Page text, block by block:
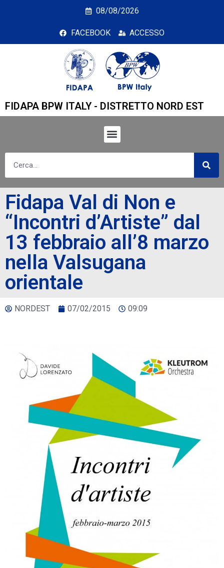
Fidapa Val di Non e
08/08/2026
FACEBOOK ACCESSO
FIDAPA BPW ITALY - DISTRETTO NORD EST
Fidapa Val di Non e
“Incontri d’Artiste” dal
13 febbraio all’8 marzo
nella Valsugana
orientale
NORDEST 07/02/2015 09:09